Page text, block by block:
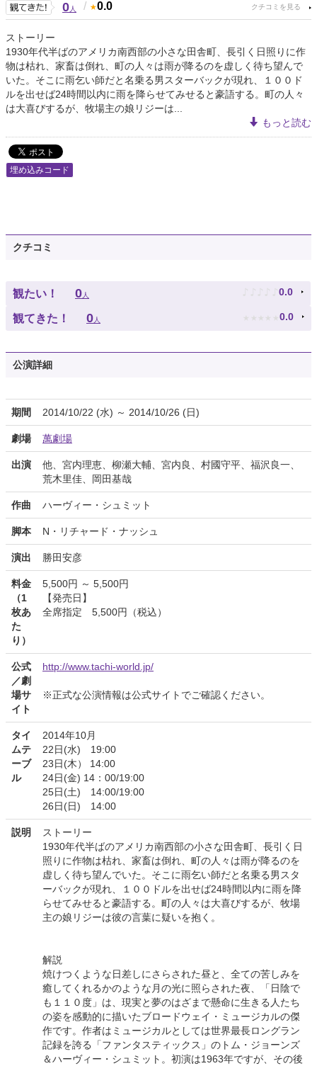
0人 / 0.0
ストーリー
1930年代半ばのアメリカ南西部の小さな田舎町、長引く日照りに作
物は枯れ、家畜は倒れ、町の人々は雨が降るのを虚しく待ち望んで
いた。そこに雨乞い師だと名乗る男スターバックが現れ、１００ド
ルを出せば24時間以内に雨を降らせてみせると豪語する。町の人々
は大喜びするが、牧場主の娘リジーは...
もっと読む
埋め込みコード
クチコミ
観たい！ 0人 ♪ ♪ ♪ ♪ ♪ 0.0
観てきた！ 0人 ★ ★ ★ ★ ★ 0.0
公演詳細
期間 2014/10/22 (水) ～ 2014/10/26 (日)
劇場 萬劇場
出演
他、宮内理恵、柳瀬大輔、宮内良、村國守平、福沢良一、
荒木里佳、岡田基哉
作曲 ハーヴィー・シュミット
脚本 N・リチャード・ナッシュ
演出 勝田安彦
料金
（1
枚あ
た
り）
5,500円 ～ 5,500円
【発売日】
全席指定 5,500円（税込）
公式
／劇
場サ
イト
http://www.tachi-world.jp/
※正式な公演情報は公式サイトでご確認ください。
タイ
ムテ
ーブ
ル
2014年10月
22日(水) 19:00
23日(木） 14:00
24日(金) 14：00/19:00
25日(土) 14:00/19:00
26日(日) 14:00
説明
ストーリー
1930年代半ばのアメリカ南西部の小さな田舎町、長引く日
照りに作物は枯れ、家畜は倒れ、町の人々は雨が降るのを
虚しく待ち望んでいた。そこに雨乞い師だと名乗る男スタ
ーバックが現れ、１００ドルを出せば24時間以内に雨を降
らせてみせると豪語する。町の人々は大喜びするが、牧場
主の娘リジーは彼の言葉に疑いを抱く。
解説
焼けつくような日差しにさらされた昼と、全ての苦しみを
癒してくれるかのような月の光に照らされた夜、「日陰で
も１１０度」は、現実と夢のはざまで懸命に生きる人たち
の姿を感動的に描いたブロードウェイ・ミュージカルの傑
作です。作者はミュージカルとしては世界最長ロングラン
記録を誇る「ファンタスティックス」のトム・ジョーンズ
＆ハーヴィー・シュミット。初演は1963年ですが、その後